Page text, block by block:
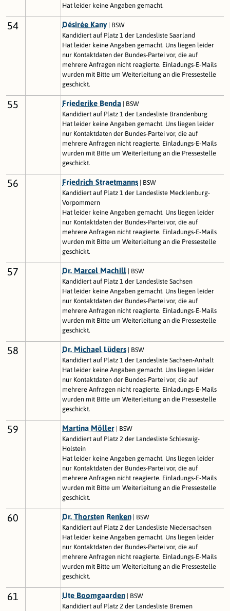
Hat leider keine Angaben gemacht.
54 Désirée Kany| BSW
Kandidiert auf Platz 1 der Landesliste Saarland
Hat leider keine Angaben gemacht. Uns liegen leider
nur Kontaktdaten der Bundes-Partei vor, die auf
mehrere Anfragen nicht reagierte. Einladungs-E-Mails
wurden mit Bitte um Weiterleitung an die Pressestelle
geschickt.
55 Friederike Benda | BSW
Kandidiert auf Platz 1 der Landesliste Brandenburg
Hat leider keine Angaben gemacht. Uns liegen leider
nur Kontaktdaten der Bundes-Partei vor, die auf
mehrere Anfragen nicht reagierte. Einladungs-E-Mails
wurden mit Bitte um Weiterleitung an die Pressestelle
geschickt.
56 Friedrich Straetmanns | BSW
Kandidiert auf Platz 1 der Landesliste Mecklenburg-
Vorpommern
Hat leider keine Angaben gemacht. Uns liegen leider
nur Kontaktdaten der Bundes-Partei vor, die auf
mehrere Anfragen nicht reagierte. Einladungs-E-Mails
wurden mit Bitte um Weiterleitung an die Pressestelle
geschickt.
57 Dr. Marcel Machill | BSW
Kandidiert auf Platz 1 der Landesliste Sachsen
Hat leider keine Angaben gemacht. Uns liegen leider
nur Kontaktdaten der Bundes-Partei vor, die auf
mehrere Anfragen nicht reagierte. Einladungs-E-Mails
wurden mit Bitte um Weiterleitung an die Pressestelle
geschickt.
58 Dr. Michael Lüders | BSW
Kandidiert auf Platz 1 der Landesliste Sachsen-Anhalt
Hat leider keine Angaben gemacht. Uns liegen leider
nur Kontaktdaten der Bundes-Partei vor, die auf
mehrere Anfragen nicht reagierte. Einladungs-E-Mails
wurden mit Bitte um Weiterleitung an die Pressestelle
geschickt.
59 Martina Möller | BSW
Kandidiert auf Platz 2 der Landesliste Schleswig-
Holstein
Hat leider keine Angaben gemacht. Uns liegen leider
nur Kontaktdaten der Bundes-Partei vor, die auf
mehrere Anfragen nicht reagierte. Einladungs-E-Mails
wurden mit Bitte um Weiterleitung an die Pressestelle
geschickt.
60 Dr. Thorsten Renken | BSW
Kandidiert auf Platz 2 der Landesliste Niedersachsen
Hat leider keine Angaben gemacht. Uns liegen leider
nur Kontaktdaten der Bundes-Partei vor, die auf
mehrere Anfragen nicht reagierte. Einladungs-E-Mails
wurden mit Bitte um Weiterleitung an die Pressestelle
geschickt.
61 Ute Boomgaarden | BSW
Kandidiert auf Platz 2 der Landesliste Bremen